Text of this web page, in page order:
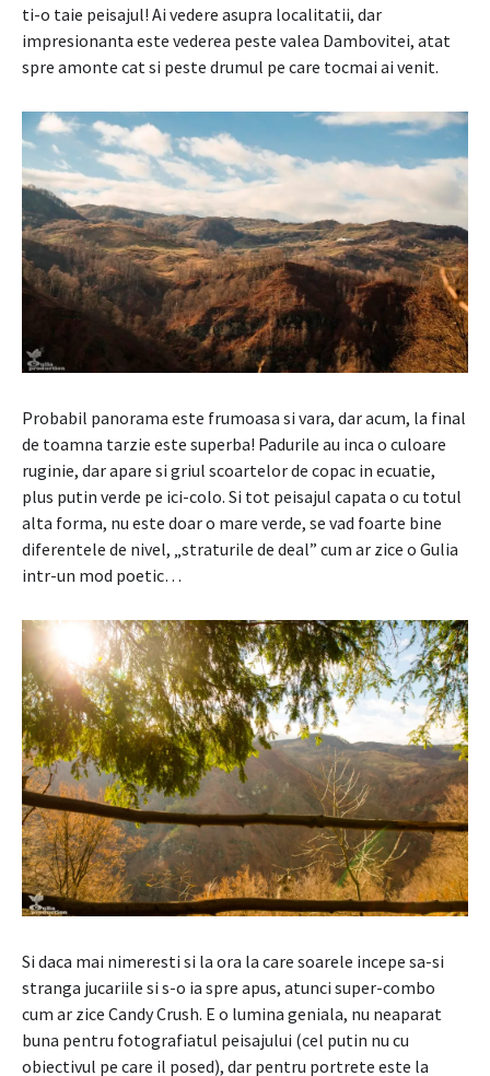
ti-o taie peisajul! Ai vedere asupra localitatii, dar
impresionanta este vederea peste valea Dambovitei, atat
spre amonte cat si peste drumul pe care tocmai ai venit.
Probabil panorama este frumoasa si vara, dar acum, la final
de toamna tarzie este superba! Padurile au inca o culoare
ruginie, dar apare si griul scoartelor de copac in ecuatie,
plus putin verde pe ici-colo. Si tot peisajul capata o cu totul
alta forma, nu este doar o mare verde, se vad foarte bine
diferentele de nivel, „straturile de deal” cum ar zice o Gulia
intr-un mod poetic…
Si daca mai nimeresti si la ora la care soarele incepe sa-si
stranga jucariile si s-o ia spre apus, atunci super-combo
cum ar zice Candy Crush. E o lumina geniala, nu neaparat
buna pentru fotografiatul peisajului (cel putin nu cu
obiectivul pe care il posed), dar pentru portrete este la